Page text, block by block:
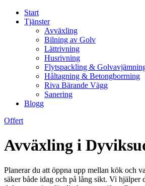
Start
Tjänster
Avväxling
Bilning av Golv
Lättrivning
Husrivning
Flytspackling &
Håltagning & Betongborrning
Riva Bärande Vägg
Sanering
Blogg
Offert
Avväxling i
Planerar du att öppna upp mellan kök och
säker både idag och på lång sikt. Vi